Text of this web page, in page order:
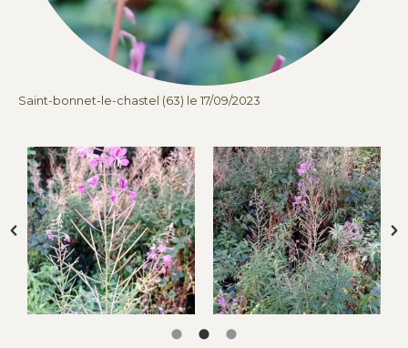
Saint-bonnet-le-chastel (63) le 17/09/2023